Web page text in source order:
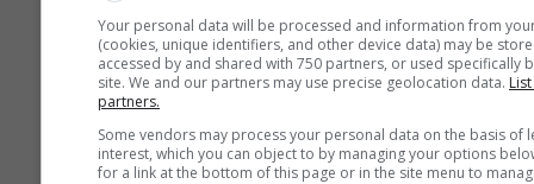
Your personal data will be processed and information from
(cookies, unique identifiers, and other device data) may be
accessed by and shared with 750 partners, or used specifically
site. We and our partners may use precise geolocation data.
partners.
Some vendors may process your personal data on the basis of
interest, which you can object to by managing your options
for a link at the bottom of this page or in the site menu to